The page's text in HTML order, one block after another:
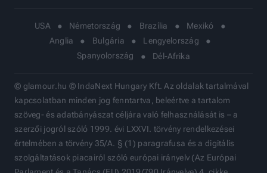
USA Németország Brazília
Mexikó
Anglia
Bulgária
Lengyelország
Spanyolország
Dél-Afrika
© glamour.hu © IndaNext Hungary Kft. Az oldalak tartalmával
kapcsolatban minden jog fenntartva, beleértve a tartalom
szöveg- és adatbányászat céljára való felhasználását is – a
szerzői jogról szóló 1999. évi LXXVI. törvény rendelkezései
értelmében a törvény 35/A. § (1) paragrafusa és a digitális
szolgáltatások piacairól szóló európai irányelv (Az Európai